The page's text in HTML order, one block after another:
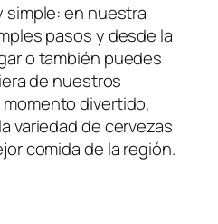
simple: en nuestra
pasos y desde la
o también puedes
de nuestros
divertido,
variedad de cervezas
comida de la región.